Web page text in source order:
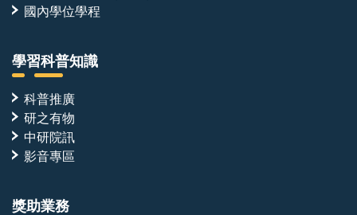
國內學位學程
學習科普知識
科普推廣
研之有物
中研院訊
影音專區
獎助業務